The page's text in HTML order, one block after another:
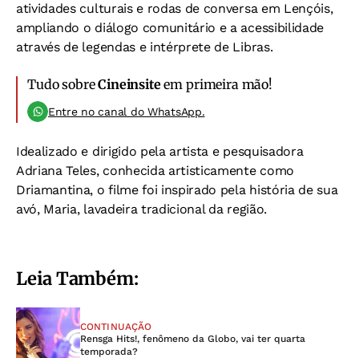
atividades culturais e rodas de conversa em Lençóis,
ampliando o diálogo comunitário e a acessibilidade
através de legendas e intérprete de Libras.
Tudo sobreCineinsiteem primeira mão!
Entre no canal do WhatsApp.
Idealizado e dirigido pela artista e pesquisadora
Adriana Teles, conhecida artisticamente como
Driamantina, o filme foi inspirado pela história de sua
avó, Maria, lavadeira tradicional da região.
Leia Também:
CONTINUAÇÃO
Rensga Hits!, fenômeno da Globo, vai ter quarta
temporada?